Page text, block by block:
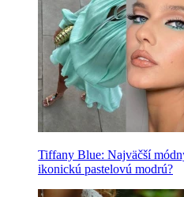
Tiffany Blue: Najväčší
ikonickú pastelovú modrú?